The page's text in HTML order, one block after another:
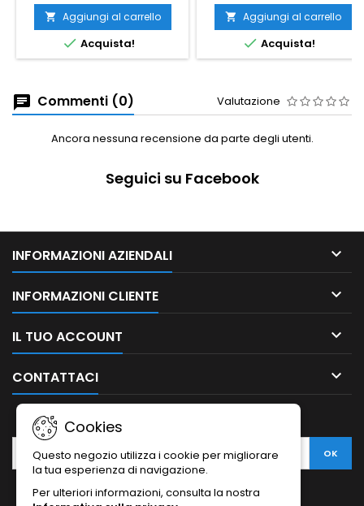
 Aggiungi al carrello
 Acquista!
 Aggiungi al carrello
 Acquista!
Commenti (0) Valutazione
Ancora nessuna recensione da parte degli utenti.
Seguici su Facebook
INFORMAZIONI AZIENDALI 
INFORMAZIONI CLIENTE 
IL TUO ACCOUNT 
CONTATTACI 
Cookies
Questo negozio utilizza i cookie per migliorare
la tua esperienza di navigazione.
Per ulteriori informazioni, consulta la nostra